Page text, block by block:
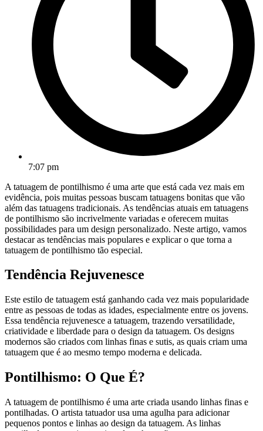
7:07 pm
A tatuagem de pontilhismo é uma arte que está cada vez mais em
evidência, pois muitas pessoas buscam tatuagens bonitas que vão
além das tatuagens tradicionais. As tendências atuais em tatuagens
de pontilhismo são incrivelmente variadas e oferecem muitas
possibilidades para um design personalizado. Neste artigo, vamos
destacar as tendências mais populares e explicar o que torna a
tatuagem de pontilhismo tão especial.
Tendência Rejuvenesce
Este estilo de tatuagem está ganhando cada vez mais popularidade
entre as pessoas de todas as idades, especialmente entre os jovens.
Essa tendência rejuvenesce a tatuagem, trazendo versatilidade,
criatividade e liberdade para o design da tatuagem. Os designs
modernos são criados com linhas finas e sutis, as quais criam uma
tatuagem que é ao mesmo tempo moderna e delicada.
Pontilhismo: O Que É?
A tatuagem de pontilhismo é uma arte criada usando linhas finas e
pontilhadas. O artista tatuador usa uma agulha para adicionar
pequenos pontos e linhas ao design da tatuagem. As linhas